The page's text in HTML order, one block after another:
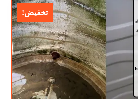
تخفيض!